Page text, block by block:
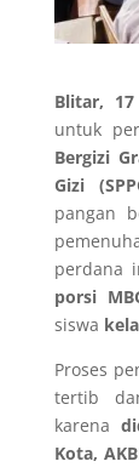
Blitar,
untuk
Bergizi
Gizi (
pangan
perdana
porsi
siswa
Proses
tertib
karena
Kota,